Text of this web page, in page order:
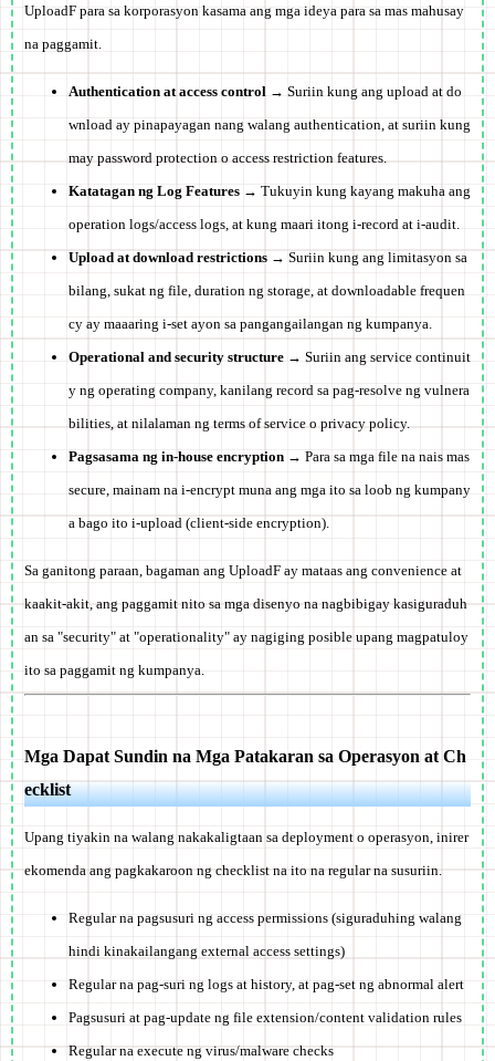
UploadF para sa korporasyon kasama ang mga ideya para sa mas mahusay
na paggamit.
Authentication at access control → Suriin kung ang upload at do
wnload ay pinapayagan nang walang authentication, at suriin kung
may password protection o access restriction features.
Katatagan ng Log Features → Tukuyin kung kayang makuha ang
operation logs/access logs, at kung maari itong i-record at i-audit.
Upload at download restrictions → Suriin kung ang limitasyon sa
bilang, sukat ng file, duration ng storage, at downloadable frequen
cy ay maaaring i-set ayon sa pangangailangan ng kumpanya.
Operational and security structure → Suriin ang service continuit
y ng operating company, kanilang record sa pag-resolve ng vulnera
bilities, at nilalaman ng terms of service o privacy policy.
Pagsasama ng in-house encryption → Para sa mga file na nais mas
secure, mainam na i-encrypt muna ang mga ito sa loob ng kumpany
a bago ito i-upload (client-side encryption).
Sa ganitong paraan, bagaman ang UploadF ay mataas ang convenience at
kaakit-akit, ang paggamit nito sa mga disenyo na nagbibigay kasiguraduh
an sa "security" at "operationality" ay nagiging posible upang magpatuloy
ito sa paggamit ng kumpanya.
Mga Dapat Sundin na Mga Patakaran sa Operasyon at Ch
ecklist
Upang tiyakin na walang nakakaligtaan sa deployment o operasyon, inirer
ekomenda ang pagkakaroon ng checklist na ito na regular na susuriin.
Regular na pagsusuri ng access permissions (siguraduhing walang
hindi kinakailangang external access settings)
Regular na pag-suri ng logs at history, at pag-set ng abnormal alert
Pagsusuri at pag-update ng file extension/content validation rules
Regular na execute ng virus/malware checks